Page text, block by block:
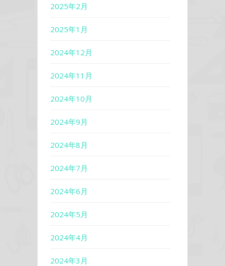
2025年2月
2025年1月
2024年12月
2024年11月
2024年10月
2024年9月
2024年8月
2024年7月
2024年6月
2024年5月
2024年4月
2024年3月